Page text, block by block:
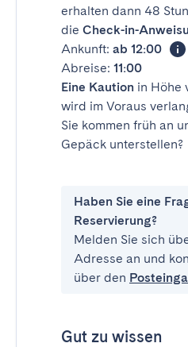
erhalten dann 48
die Check-in-
Ankunft: ab 12:00
Abreise: 11:00
Eine Kaution in Höhe
wird im Voraus
Sie kommen früh an
Gepäck unterstellen?
Haben Sie eine
Reservierung?
Melden Sie sich
Adresse an und
über den
Gut zu wissen